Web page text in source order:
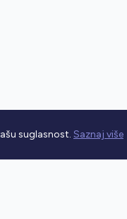
suglasnost. Saznaj više